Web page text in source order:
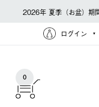
2026年 夏季（お盆）期
ログイン
0